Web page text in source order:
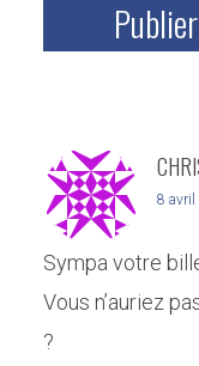
8 avril
Sympa votre
Vous n’auriez
?